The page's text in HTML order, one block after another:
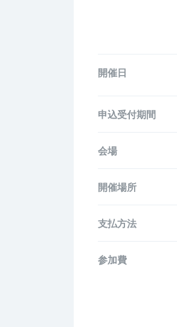
開催日
申込受付期間
会場
開催場所
支払方法
参加費